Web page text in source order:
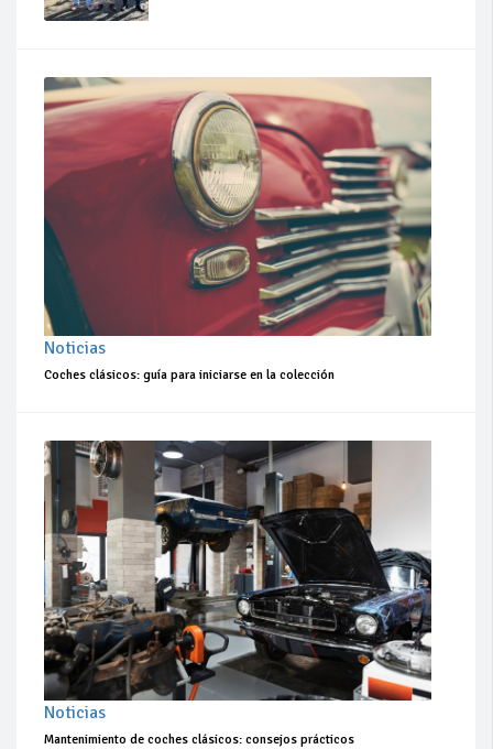
Noticias
Coches clásicos: guía para iniciarse en la colección
Noticias
Mantenimiento de coches clásicos: consejos prácticos